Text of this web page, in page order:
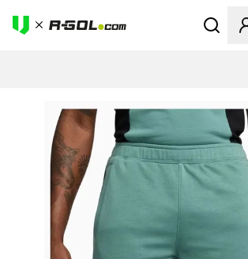
Megnyit